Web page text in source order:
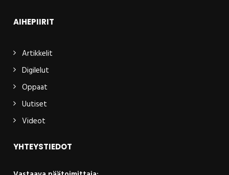
AIHEPIIRIT
Artikkelit
Digilelut
Oppaat
Uutiset
Videot
YHTEYSTIEDOT